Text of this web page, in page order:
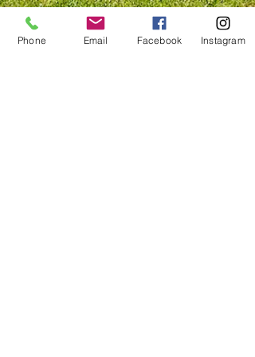
Phone Email Facebook Instagram